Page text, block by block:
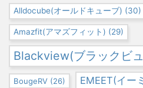
Alldocube(オールドキューブ) (30)
Amazfit(アマズフィット) (29)
Blackview(ブラックビ
BougeRV (26) EMEET(イー